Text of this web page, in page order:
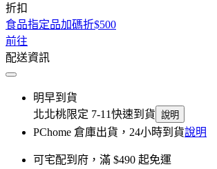
折扣
食品指定品加碼折$500
前往
配送資訊
明早到貨
北北桃限定 7-11快速到貨 說明
PChome 倉庫出貨，24小時到貨說明
可宅配到府，滿 $490 起免運